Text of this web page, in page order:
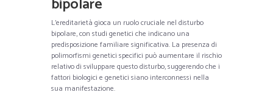
L’ereditarietà gioca un ruolo cruciale nel disturbo
bipolare, con studi genetici che indicano una
predisposizione familiare significativa. La presenza di
polimorfismi genetici specifici può aumentare il rischio
relativo di sviluppare questo disturbo, suggerendo che i
fattori biologici e genetici siano interconnessi nella
sua manifestazione.